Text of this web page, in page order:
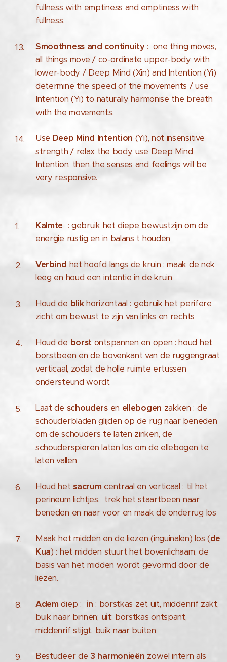
fullness with emptiness and emptiness with
fullness.
Smoothness and continuity: one thing moves,
all things move / co-ordinate upper-body with
lower-body / Deep Mind (Xin) and Intention (Yi)
determine the speed of the movements / use
Intention (Yi) to naturally harmonise the breath
with the movements.
Use Deep Mind Intention (Yi), not insensitive
strength / relax the body, use Deep Mind
Intention, then the senses and feelings will be
very responsive.
Kalmte : gebruik het diepe bewustzijn om de
energie rustig en in balans t houden
Verbind het hoofd langs de kruin : maak de nek
leeg en houd een intentie in de kruin
Houd de blikhorizontaal : gebruik het perifere
zicht om bewust te zijn van links en rechts
Houd de borst ontspannen en open : houd het
borstbeen en de bovenkant van de ruggengraat
verticaal, zodat de holle ruimte ertussen
ondersteund wordt
Laat de schoudersen ellebogen zakken : de
schouderbladen glijden op de rug naar beneden
om de schouders te laten zinken, de
schouderspieren laten los om de ellebogen te
laten vallen
Houd hetsacrum centraal en verticaal : til het
perineum lichtjes, trek het staartbeen naar
beneden en naar voor en maak de onderrug los
Maak het midden en de liezen (inguinalen) los (de
Kua) : het midden stuurt het bovenlichaam, de
basis van het midden wordt gevormd door de
liezen.
Adem diep : in : borstkas zet uit, middenrif zakt,
buik naar binnen; uit: borstkas ontspant,
middenrif stijgt, buik naar buiten
Bestudeer de 3 harmonieën zowel intern als